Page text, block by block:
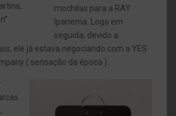
mochilas para a RAY
Ipanema. Logo em
seguida, devido a
ele já estava negociando com a YES
( sensação da época ).